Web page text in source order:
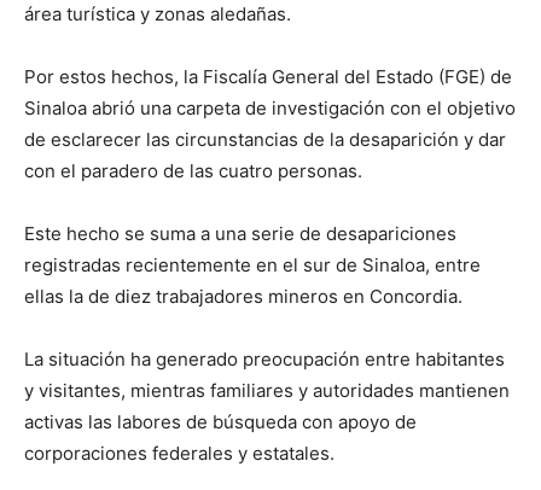
área turística y zonas aledañas.
Por estos hechos, la Fiscalía General del Estado (FGE) de
Sinaloa abrió una carpeta de investigación con el objetivo
de esclarecer las circunstancias de la desaparición y dar
con el paradero de las cuatro personas.
Este hecho se suma a una serie de desapariciones
registradas recientemente en el sur de Sinaloa, entre
ellas la de diez trabajadores mineros en Concordia.
La situación ha generado preocupación entre habitantes
y visitantes, mientras familiares y autoridades mantienen
activas las labores de búsqueda con apoyo de
corporaciones federales y estatales.